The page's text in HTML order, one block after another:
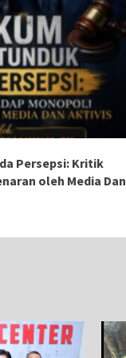
Persepsi: Kritik
oleh Media Dan